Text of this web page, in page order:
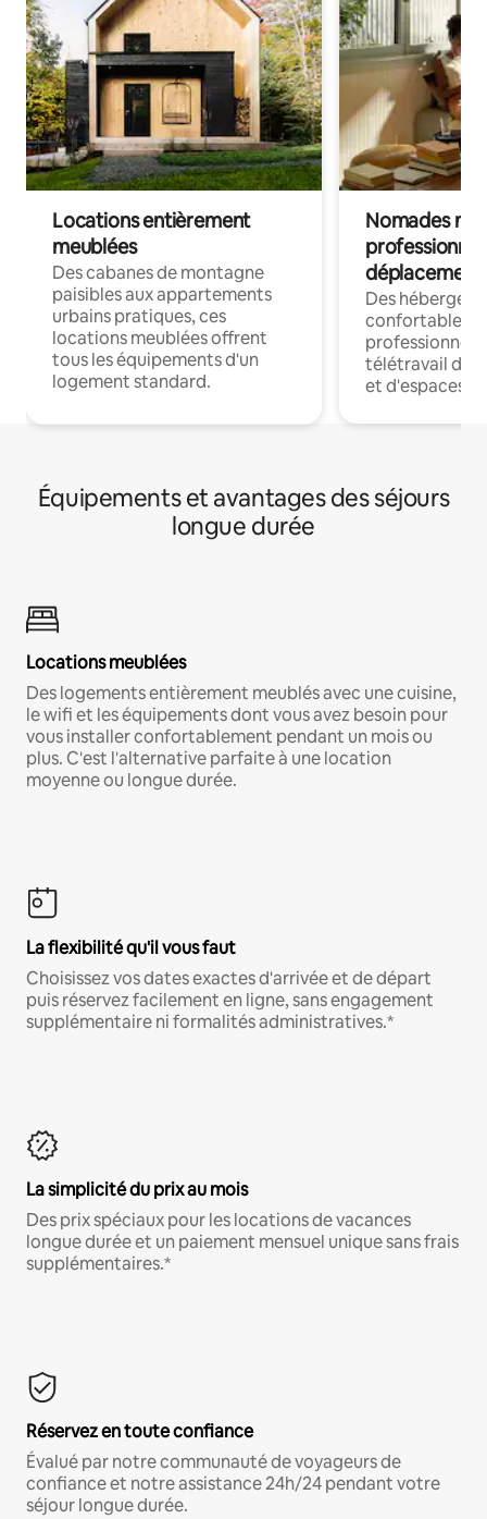
Locations entièrement
meublées
Des cabanes de montagne
paisibles aux appartements
urbains pratiques, ces
locations meublées offrent
tous les équipements d'un
logement standard.
Nomades
déplacement
Des
confortables
professionnels
télétravail
et d'espaces
Équipements et avantages des séjours
longue durée
Locations meublées
Des logements entièrement meublés avec une cuisine,
le wifi et les équipements dont vous avez besoin pour
vous installer confortablement pendant un mois ou
plus. C'est l'alternative parfaite à une location
moyenne ou longue durée.
La flexibilité qu'il vous faut
Choisissez vos dates exactes d'arrivée et de départ
puis réservez facilement en ligne, sans engagement
supplémentaire ni formalités administratives.*
La simplicité du prix au mois
Des prix spéciaux pour les locations de vacances
longue durée et un paiement mensuel unique sans frais
supplémentaires.*
Réservez en toute confiance
Évalué par notre communauté de voyageurs de
confiance et notre assistance 24h/24 pendant votre
séjour longue durée.